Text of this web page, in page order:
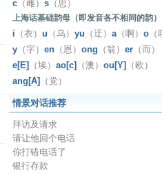
c （雌） s （思）
上海话基础韵母（即发音各不相同的韵）
i （衣） u （乌） yu （迂） a（啊） o （
y （字） en （恩） ong （翁） er （而）
e[E]
（埃） ao[c] （澳） ou[Y]
（欧）
ang[A]
（党）
情景对话推荐
拜访及请求
请让他回个电话
你打错电话了
银行存款